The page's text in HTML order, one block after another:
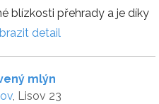
blízkosti přehrady a je díky
detail
mlýn
, Lisov 23